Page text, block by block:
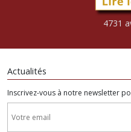
4731
Actualités
Inscrivez-vous à notre newsletter